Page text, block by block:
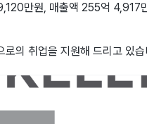
만원, 매출액 255억 4,917
의 취업을 지원해 드리고 있습